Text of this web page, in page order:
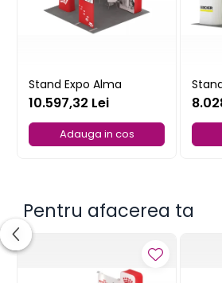
Stand Expo Alma
10.597,32 Lei
Adauga in cos
Pentru afacerea ta